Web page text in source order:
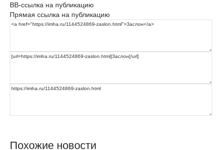
BB-ссылка на публикацию
Прямая ссылка на публикацию
Похожие новости